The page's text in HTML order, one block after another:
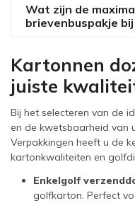
Wat zijn de
brievenbuspakje
Kartonnen
juiste
Bij het selecteren van de
en de kwetsbaarheid van
Verpakkingen heeft u de
kartonkwaliteiten en
Enkelgolf
golfkarton. Perfect